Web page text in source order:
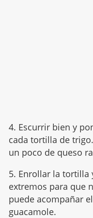
4. Escurrir bien y
cada tortilla de
un poco de queso
5. Enrollar la tortilla
extremos para que
puede acompañar
guacamole.